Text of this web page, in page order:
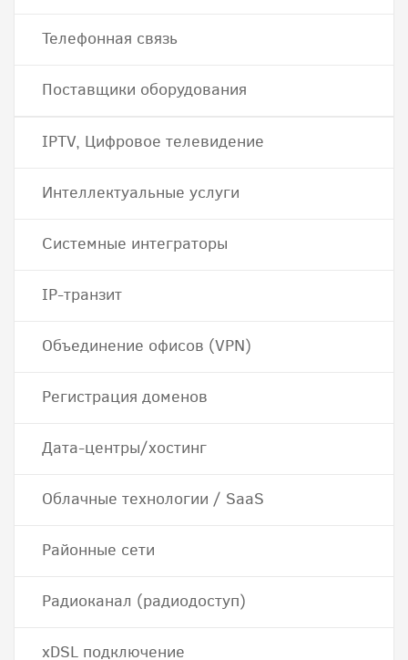
Телефонная связь
Поставщики оборудования
IPTV, Цифровое телевидение
Интеллектуальные услуги
Системные интеграторы
IP-транзит
Объединение офисов (VPN)
Регистрация доменов
Дата-центры/хостинг
Облачные технологии / SaaS
Районные сети
Радиоканал (радиодоступ)
хDSL подключение